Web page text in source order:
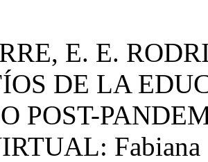
E. E.
DE LA
POST-
Fabiana